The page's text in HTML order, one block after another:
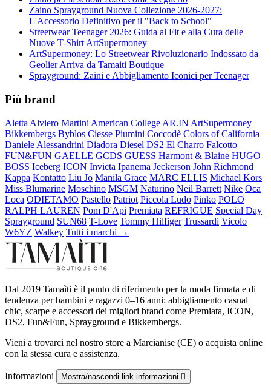
Zaino Sprayground Nuova Collezione 2026-2027:
L'Accessorio Definitivo per il "Back to School"
Streetwear Teenager 2026: Guida al Fit e alla Cura delle
Nuove T-Shirt ArtSupermoney
ArtSupermoney: Lo Streetwear Rivoluzionario Indossato da
Geolier Arriva da Tamaiti Boutique
Sprayground: Zaini e Abbigliamento Iconici per Teenager
Più brand
Aletta Alviero Martini American College AR.IN ArtSupermoney
Bikkembergs Byblos Ciesse Piumini Coccodè Colors of California
Daniele Alessandrini Diadora Diesel DS2 El Charro Falcotto
FUN&FUN GAELLE GCDS GUESS Harmont & Blaine HUGO
BOSS Iceberg ICON Invicta Ipanema Jeckerson John Richmond
Kappa Kontatto Liu Jo Manila Grace MARC ELLIS Michael Kors
Miss Blumarine Moschino MSGM Naturino Neil Barrett Nike Oca
Loca ODIETAMO Pastello Patriot Piccola Ludo Pinko POLO
RALPH LAUREN Pom D'Api Premiata REFRIGUE Special Day
Sprayground SUN68 T-Love Tommy Hilfiger Trussardi Vicolo
W6YZ Walkey Tutti i marchi →
Dal 2019 Tamaìti è il punto di riferimento per la moda firmata e di
tendenza per bambini e ragazzi 0–16 anni: abbigliamento casual
chic, scarpe e accessori dei migliori brand come Premiata, ICON,
DS2, Fun&Fun, Sprayground e Bikkembergs.
Vieni a trovarci nel nostro store a Marcianise (CE) o acquista online
con la stessa cura e assistenza.
Informazioni Mostra/nascondi link informazioni 